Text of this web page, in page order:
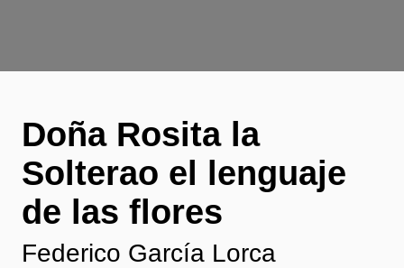
Doña Rosita la
Solterao el lenguaje
de las flores
Federico García Lorca